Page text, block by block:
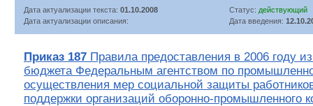
Дата актуализации текста: 01.10.2008 Статус: действующий
Дата актуализации описания:
Дата введения:
Приказ 187 Правила предоставления в 2006 году
бюджета Федеральным агентством по
осуществления мер социальной защиты
поддержки организаций оборонно-промышленного